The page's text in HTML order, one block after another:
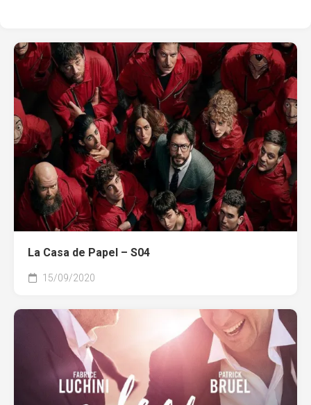
La Casa de Papel – S04
15/09/2020